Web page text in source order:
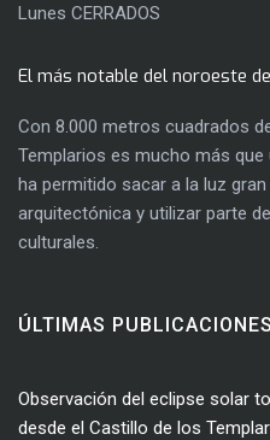
Lunes CERRADOS
El más notable del noroeste
Con 8.000 metros cuadrados
Templarios es mucho más
ha permitido sacar a la luz
arquitectónica y utilizar parte
culturales.
ÚLTIMAS PUBLICACIONES
Observación del eclipse solar
desde el Castillo de los